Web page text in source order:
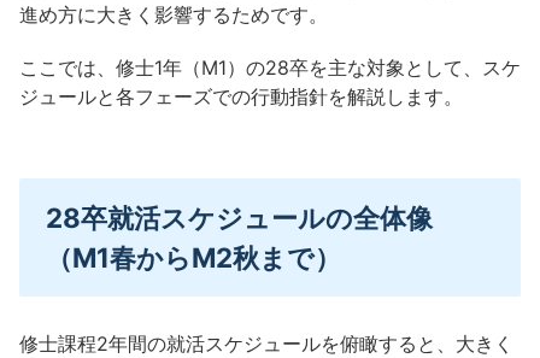
進め方に大きく影響するためです。
ここでは、修士1年（M1）の28卒を主な対象として、スケ
ジュールと各フェーズでの行動指針を解説します。
28卒就活スケジュールの全体像
（M1春からM2秋まで）
修士課程2年間の就活スケジュールを俯瞰すると、大きく